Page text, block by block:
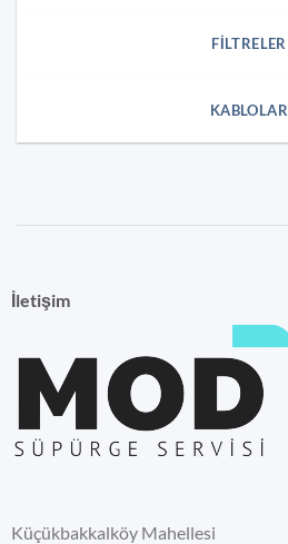
FILTRELER
KABLOLAR
İletişim
Küçükbakkalköy Mahellesi